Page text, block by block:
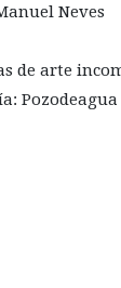
Neves
de arte
Pozodeagua